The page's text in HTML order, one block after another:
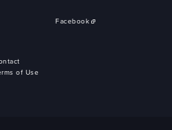
Facebook
of Use